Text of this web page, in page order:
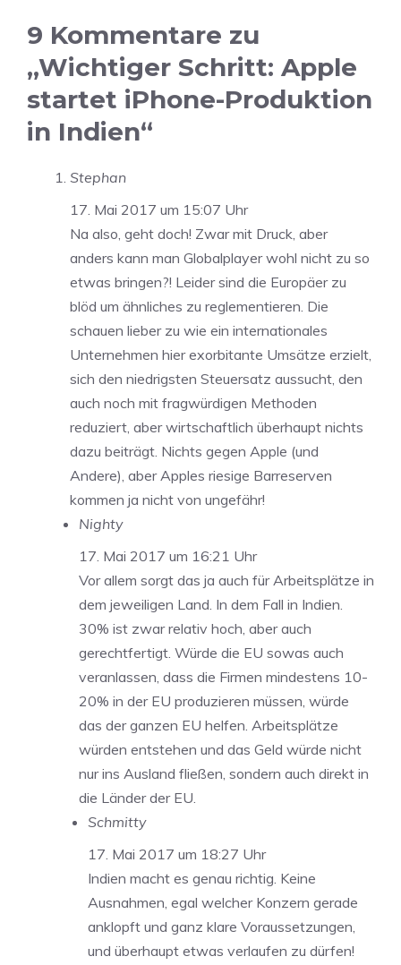
9 Kommentare zu
„Wichtiger Schritt: Apple
startet iPhone-Produktion
in Indien“
Stephan
17. Mai 2017 um 15:07 Uhr
Na also, geht doch! Zwar mit Druck, aber
anders kann man Globalplayer wohl nicht zu so
etwas bringen?! Leider sind die Europäer zu
blöd um ähnliches zu reglementieren. Die
schauen lieber zu wie ein internationales
Unternehmen hier exorbitante Umsätze erzielt,
sich den niedrigsten Steuersatz aussucht, den
auch noch mit fragwürdigen Methoden
reduziert, aber wirtschaftlich überhaupt nichts
dazu beiträgt. Nichts gegen Apple (und
Andere), aber Apples riesige Barreserven
kommen ja nicht von ungefähr!
Nighty
17. Mai 2017 um 16:21 Uhr
Vor allem sorgt das ja auch für Arbeitsplätze in
dem jeweiligen Land. In dem Fall in Indien.
30% ist zwar relativ hoch, aber auch
gerechtfertigt. Würde die EU sowas auch
veranlassen, dass die Firmen mindestens 10-
20% in der EU produzieren müssen, würde
das der ganzen EU helfen. Arbeitsplätze
würden entstehen und das Geld würde nicht
nur ins Ausland fließen, sondern auch direkt in
die Länder der EU.
Schmitty
17. Mai 2017 um 18:27 Uhr
Indien macht es genau richtig. Keine
Ausnahmen, egal welcher Konzern gerade
anklopft und ganz klare Voraussetzungen,
und überhaupt etwas verlaufen zu dürfen!